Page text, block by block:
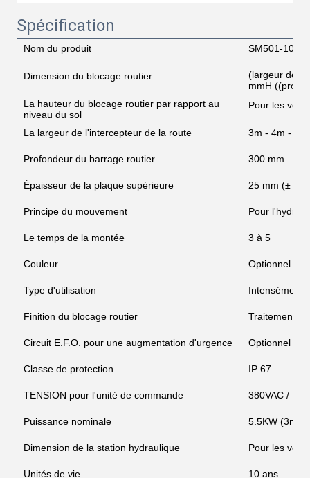
Spécification
Nom du produit SM501-1000
Dimension du blocage routier
(largeur de
mmH
La hauteur du blocage routier par rapport au
niveau du sol
Pour les
La largeur de l'intercepteur de la route 3m - 4m - 5m
Profondeur du barrage routier 300 mm
Épaisseur de la plaque supérieure 25 mm (± 2
Principe du mouvement Pour
Le temps de la montée 3 à 5
Couleur Optionnel
Type d'utilisation Intensément
Finition du blocage routier Traitement
Circuit E.F.O. pour une augmentation d'urgence Optionnel -
Classe de protection IP 67
TENSION pour l'unité de commande 380VAC / DC
Puissance nominale 5.5KW (3m-
Dimension de la station hydraulique Pour les
Unités de vie 10 ans